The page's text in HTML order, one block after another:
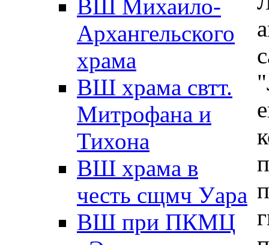
ВШ Михаило-
Архангельского
храма
ВШ храма свтт.
Митрофана и
Тихона
ВШ храма в
честь сщмч Уара
ВШ при ПКМЦ